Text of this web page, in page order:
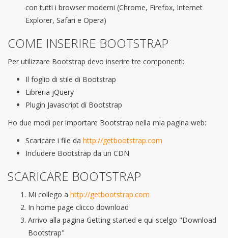
con tutti i browser moderni (Chrome, Firefox, Internet
Explorer, Safari e Opera)
COME INSERIRE BOOTSTRAP
Per utilizzare Bootstrap devo inserire tre componenti:
Il foglio di stile di Bootstrap
Libreria jQuery
Plugin Javascript di Bootstrap
Ho due modi per importare Bootstrap nella mia pagina web:
Scaricare i file da http://getbootstrap.com
Includere Bootstrap da un CDN
SCARICARE BOOTSTRAP
Mi collego a http://getbootstrap.com
In home page clicco download
Arrivo alla pagina Getting started e qui scelgo "Download
Bootstrap"